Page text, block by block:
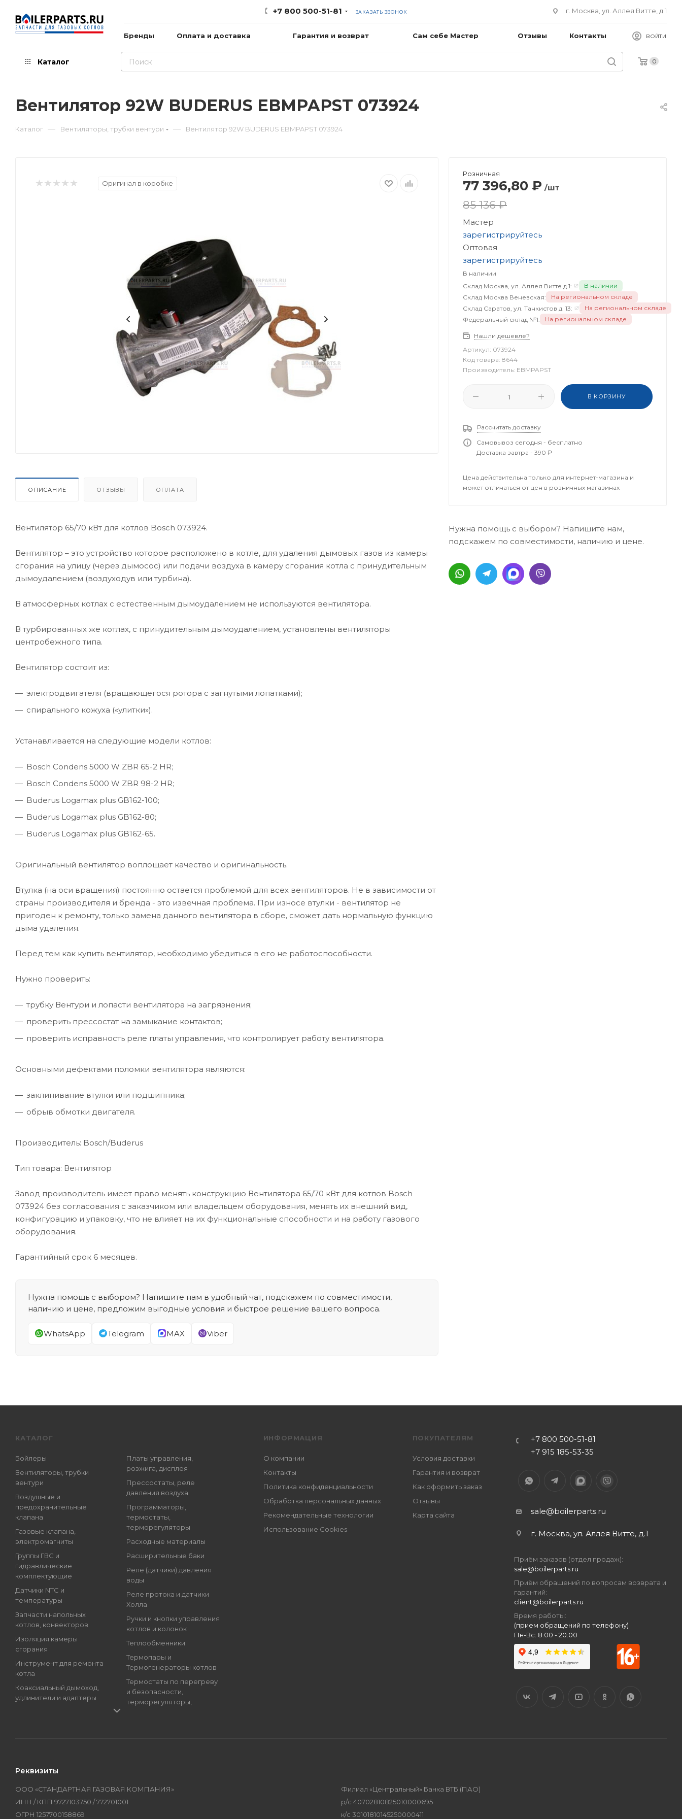
+7 800 500-51-81 ЗАКАЗАТЬ ЗВОНОК г. Москва, ул. Аллея Витте, д.1
Бренды Оплата и доставка Гарантия и возврат Сам себе Мастер Отзывы Контакты ВОЙТИ
Каталог 0
Вентилятор 92W BUDERUS EBMPAPST 073924
Каталог — Вентиляторы, трубки вентури — Вентилятор 92W BUDERUS EBMPAPST 073924
Оригинал в коробке
ОПИСАНИЕ ОТЗЫВЫ ОПЛАТА
Вентилятор 65/70 кВт для котлов Bosch 073924.
Вентилятор – это устройство которое расположено в котле, для удаления дымовых газов из камеры
сгорания на улицу (через дымосос) или подачи воздуха в камеру сгорания котла с принудительным
дымоудалением (воздуходув или турбина).
В атмосферных котлах с естественным дымоудалением не используются вентилятора.
В турбированных же котлах, с принудительным дымоудалением, установлены вентиляторы
центробежного типа.
Вентилятор состоит из:
электродвигателя (вращающегося ротора с загнутыми лопатками);
спирального кожуха («улитки»).
Устанавливается на следующие модели котлов:
Bosch Condens 5000 W ZBR 65-2 HR;
Bosch Condens 5000 W ZBR 98-2 HR;
Buderus Logamax plus GB162-100;
Buderus Logamax plus GB162-80;
Buderus Logamax plus GB162-65.
Оригинальный вентилятор воплощает качество и оригинальность.
Втулка (на оси вращения) постоянно остается проблемой для всех вентиляторов. Не в зависимости от
страны производителя и бренда - это извечная проблема. При износе втулки - вентилятор не
пригоден к ремонту, только замена данного вентилятора в сборе, сможет дать нормальную функцию
дыма удаления.
Перед тем как купить вентилятор, необходимо убедиться в его не работоспособности.
Нужно проверить:
трубку Вентури и лопасти вентилятора на загрязнения;
проверить прессостат на замыкание контактов;
проверить исправность реле платы управления, что контролирует работу вентилятора.
Основными дефектами поломки вентилятора являются:
заклинивание втулки или подшипника;
обрыв обмотки двигателя.
Производитель: Bosch/Buderus
Тип товара: Вентилятор
Завод производитель имеет право менять конструкцию Вентилятора 65/70 кВт для котлов Bosch
073924 без согласования с заказчиком или владельцем оборудования, менять их внешний вид,
конфигурацию и упаковку, что не влияет на их функциональные способности и на работу газового
оборудования.
Гарантийный срок 6 месяцев.
Нужна помощь с выбором? Напишите нам в удобный чат, подскажем по совместимости,
наличию и цене, предложим выгодные условия и быстрое решение вашего вопроса.
WhatsApp Telegram MAX Viber
Розничная
77 396,80 ₽ /шт
85 136 ₽
Мастер
зарегистрируйтесь
Оптовая
зарегистрируйтесь
В наличии
Склад Москва, ул. Аллея Витте д.1:
В наличии
Склад Москва Веневская:
На региональном складе
Склад Саратов, ул. Танкистов д. 13:
На региональном складе
Федеральный склад №1:
На региональном складе
Нашли дешевле?
Артикул: 073924
Код товара: 8644
Производитель: EBMPAPST
В КОРЗИНУ
Рассчитать доставку
Самовывоз сегодня - бесплатно
Доставка завтра - 390 ₽
Цена действительна только для интернет-магазина и
может отличаться от цен в розничных магазинах
Нужна помощь с выбором? Напишите нам,
подскажем по совместимости, наличию и цене.
КАТАЛОГ
Бойлеры
Вентиляторы, трубки
вентури
Воздушные и
предохранительные
клапана
Газовые клапана,
электромагниты
Группы ГВС и
гидравлические
комплектующие
Датчики NTC и
температуры
Запчасти напольных
котлов, конвекторов
Изоляция камеры
сгорания
Инструмент для ремонта
котла
Коаксиальный дымоход,
удлинители и адаптеры
и термоманометры
Платы управления,
розжига, дисплея
Прессостаты, реле
давления воздуха
Программаторы,
термостаты,
терморегуляторы
Расходные материалы
Расширительные баки
Реле (датчики) давления
воды
Реле протока и датчики
Холла
Ручки и кнопки управления
котлов и колонок
Теплообменники
Термопары и
Термогенераторы котлов
Термостаты по перегреву
и безопасности,
терморегуляторы,
Бренды
ИНФОРМАЦИЯ
О компании
Контакты
Политика конфиденциальности
Обработка персональных данных
Рекомендательные технологии
Использование Cookies
ПОКУПАТЕЛЯМ
Условия доставки
Гарантия и возврат
Как оформить заказ
Отзывы
Карта сайта
+7 800 500-51-81
+7 915 185-53-35
sale@boilerparts.ru
г. Москва, ул. Аллея Витте, д.1
Приём заказов (отдел продаж):
sale@boilerparts.ru
Приём обращений по вопросам возврата и
гарантий:
client@boilerparts.ru
Время работы:
(прием обращений по телефону)
Пн-Вс: 8:00 - 20:00
Реквизиты
ООО «СТАНДАРТНАЯ ГАЗОВАЯ КОМПАНИЯ»
ИНН / КПП 9727103750 / 772701001
ОГРН 1257700158869
Филиал «Центральный» Банка ВТБ (ПАО)
р/с 40702810825010000695
к/с 30101810145250000411